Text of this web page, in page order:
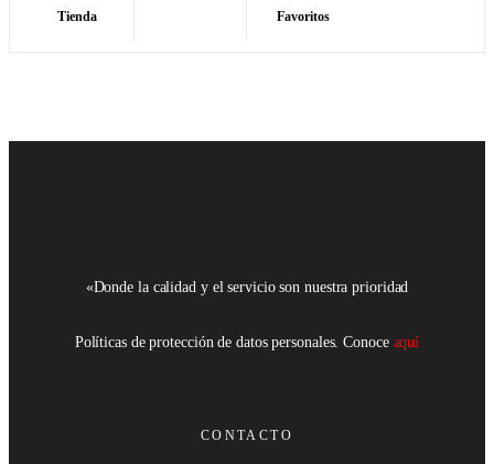
Tienda Favoritos
«Donde la calidad y el servicio son nuestra prioridad
Políticas de protección de datos personales. Conoce aquí
CONTACTO